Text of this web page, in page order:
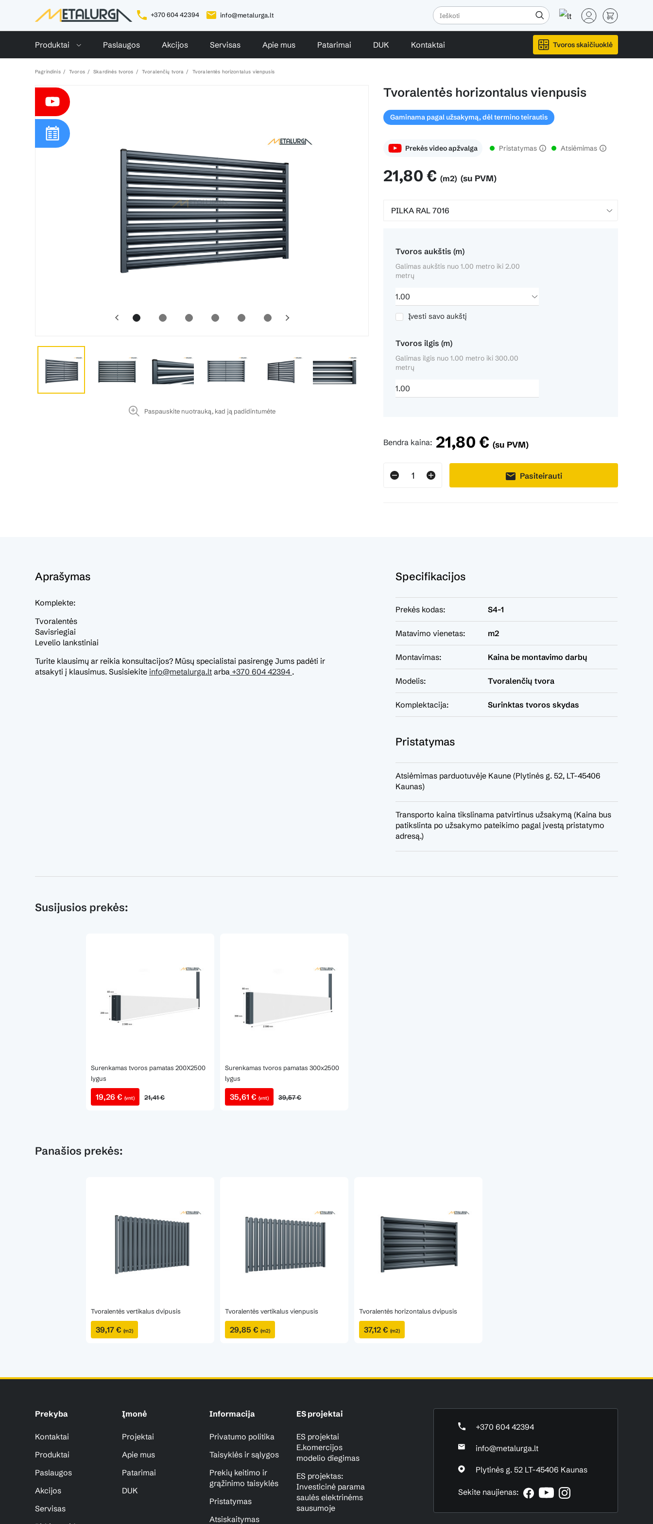
+370 604 42394 info@metalurga.lt
Produktai Paslaugos Akcijos Servisas Apie mus Patarimai DUK Kontaktai Tvoros skaičiuoklė
Pagrindinis Tvoros Skardinės tvoros Tvoralenčių tvora Tvoralentės horizontalus vienpusis
Paspauskite nuotrauką, kad ją padidintumėte
Tvoralentės horizontalus vienpusis
Gaminama pagal užsakymą, dėl termino teirautis
Prekės video apžvalga Pristatymas Atsiėmimas
21,80 €(m2) (su PVM)
Tvoros aukštis (m)
Galimas aukštis nuo 1.00 metro iki 2.00
metrų
Įvesti savo aukštį
Tvoros ilgis (m)
Galimas ilgis nuo 1.00 metro iki 300.00
metrų
Bendra kaina: 21,80 €(su PVM)
Pasiteirauti
Aprašymas
Komplekte:
Tvoralentės
Savisriegiai
Levelio lankstiniai
Turite klausimų ar reikia konsultacijos? Mūsų specialistai pasirengę Jums padėti ir
atsakyti į klausimus. Susisiekite info@metalurga.lt arba +370 604 42394 .
Specifikacijos
Prekės kodas: S4-1
Matavimo vienetas: m2
Montavimas: Kaina be montavimo darbų
Modelis: Tvoralenčių tvora
Komplektacija: Surinktas tvoros skydas
Pristatymas
Atsiėmimas parduotuvėje Kaune (Plytinės g. 52, LT-45406
Kaunas)
Transporto kaina tikslinama patvirtinus užsakymą (Kaina bus
patikslinta po užsakymo pateikimo pagal įvestą pristatymo
adresą.)
Susijusios prekės:
Surenkamas tvoros pamatas 200X2500
lygus
19,26 €(vnt) 21,41 €
Surenkamas tvoros pamatas 300x2500
lygus
35,61 €(vnt) 39,57 €
Panašios prekės:
Tvoralentės vertikalus dvipusis
39,17 €(m2)
Tvoralentės vertikalus vienpusis
29,85 €(m2)
Tvoralentės horizontalus dvipusis
37,12 €(m2)
+370 604 42394
info@metalurga.lt
Plytinės g. 52 LT-45406 Kaunas
Sekite naujienas:
Prekyba
Kontaktai
Produktai
Paslaugos
Akcijos
Servisas
Įmonė
Projektai
Apie mus
Patarimai
DUK
Informacija
Privatumo politika
Taisyklės ir sąlygos
Prekių keitimo ir
grąžinimo taisyklės
Pristatymas
Atsiskaitymas
ES projektai
ES projektai
E.komercijos
modelio diegimas
ES projektas:
Investicinė parama
saulės elektrinėms
sausumoje